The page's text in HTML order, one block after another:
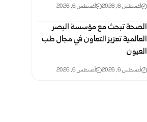
أغسطس 6, 2026 أغسطس 6, 2026
الصحة تبحث مع مؤسسة البصر
العالمية تعزيز التعاون في مجال طب
العيون ‏
أغسطس 6, 2026 أغسطس 6, 2026